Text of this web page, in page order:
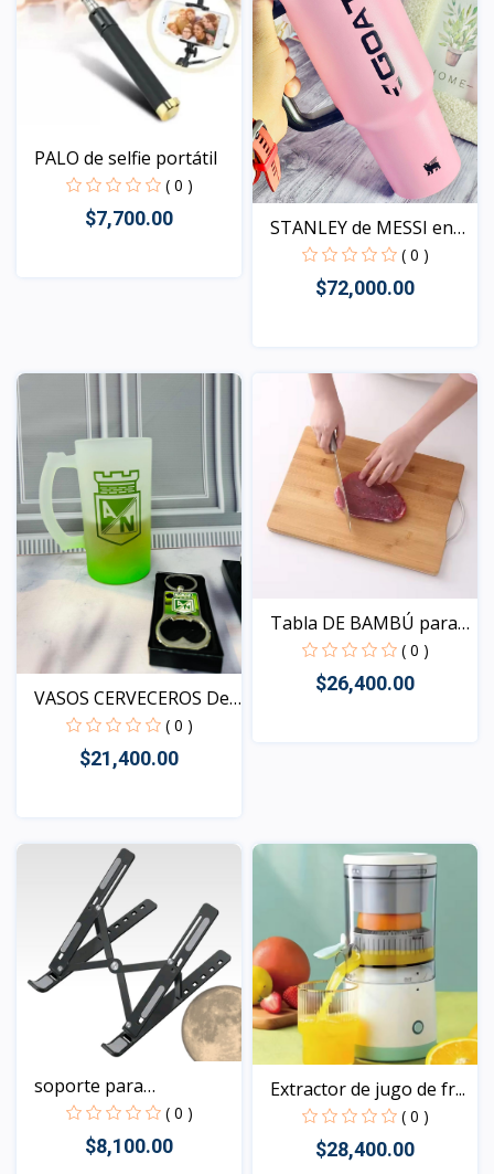
PALO de selfie portátil
( 0 )
$7,700.00
STANLEY de MESSI en
ace...
( 0 )
$72,000.00
Vista
VASOS CERVECEROS Del
( 0 )
$21,400.00
Vista
Tabla DE BAMBÚ para
cor...
( 0 )
$26,400.00
soporte para
computador
( 0 )
$8,100.00
Extractor de jugo de fr...
( 0 )
$28,400.00